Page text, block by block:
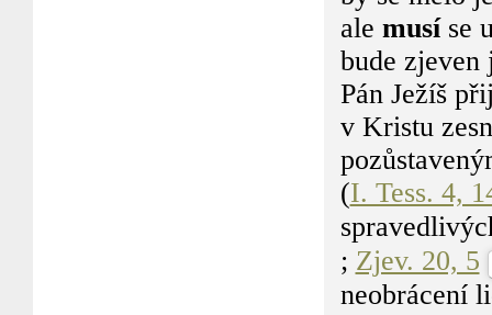
ale musí se
bude
Pán Ježíš
v Kristu
(I. Tess. 4,
; Zjev. 20, 5
neobrácení